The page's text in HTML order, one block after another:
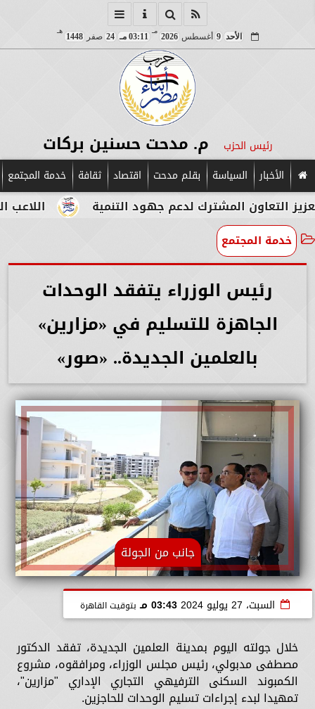
الأحد 9 أغسطس2026
مـ
03:11 مـ 24 صفر1448
هـ
رئيس الحزب م. مدحت حسنين بركات
الأخبار السياسة بقلم مدحت اقتصاد ثقافة خدمة المجتمع
اللاعب المصري المشترك لدعم جهود التنمية
خدمة المجتمع
رئيس الوزراء يتفقد الوحدات
الجاهزة للتسليم في «مزارين»
بالعلمين الجديدة.. «صور»
جانب من الجولة
السبت، 27 يوليو 2024 03:43 مـ بتوقيت القاهرة
خلال جولته اليوم بمدينة العلمين الجديدة، تفقد الدكتور
مصطفى مدبولي، رئيس مجلس الوزراء، ومرافقوه، مشروع
الكمبوند السكنى الترفيهي التجاري الإداري "مزارين"،
تمهيدا لبدء إجراءات تسليم الوحدات للحاجزين.